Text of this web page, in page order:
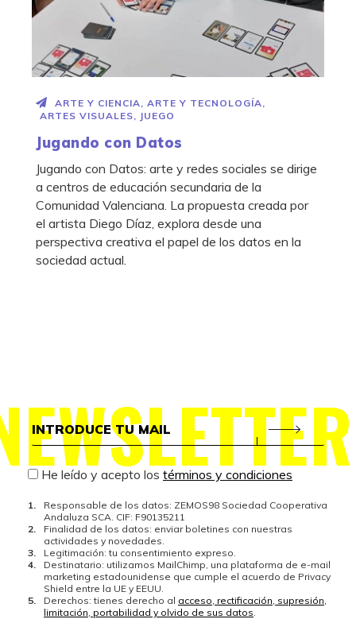
ARTE Y CIENCIA, ARTE Y TECNOLOGÍA,
ARTES VISUALES, JUEGO
Jugando con Datos
Jugando con Datos: arte y redes sociales se dirige
a centros de educación secundaria de la
Comunidad Valenciana. La propuesta creada por
el artista Diego Díaz, explora desde una
perspectiva creativa el papel de los datos en la
sociedad actual.
He leído y acepto los términos y condiciones
Responsable de los datos: ZEMOS98 Sociedad Cooperativa
Andaluza SCA. CIF: F90135211
Finalidad de los datos: enviar boletines con nuestras
actividades y novedades.
Legitimación: tu consentimiento expreso.
Destinatario: utilizamos MailChimp, una plataforma de e-mail
marketing estadounidense que cumple el acuerdo de Privacy
Shield entre la UE y EEUU.
Derechos: tienes derecho al acceso, rectificación, supresión,
limitación, portabilidad y olvido de sus datos